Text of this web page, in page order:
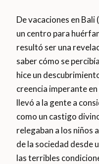
De vacaciones en
un centro para
resultó ser una
saber cómo se
hice un
creencia imperante
llevó a la gente a
como un castigo
relegaban a los niños
de la sociedad desde
las terribles